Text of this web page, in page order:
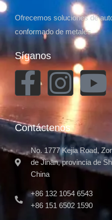
Ofrecemos soluciones de
conformado de metales
Síganos
Contáctenos
No. 1777 Kejia Road,
de Jinan, provincia de
China
+86 132 1054 6543
+86 151 6502 1590